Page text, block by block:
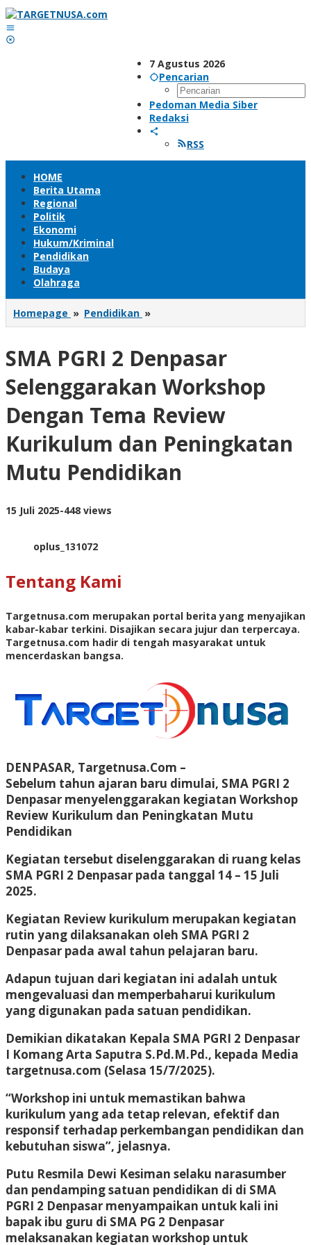
Lewati
ke
konten
7 Agustus 2026
Pencarian
Pedoman Media Siber
Redaksi
RSS
HOME
Berita Utama
Regional
Politik
Ekonomi
Hukum/Kriminal
Pendidikan
Budaya
Olahraga
Homepage » Pendidikan »
PGRI
Denpasar
Selenggarakan
Workshop
Dengan
Tema
Review
dan
Mutu
Pendidikan
SMA PGRI 2 Denpasar
Selenggarakan Workshop
Dengan Tema Review
Kurikulum dan Peningkatan
Mutu Pendidikan
15 Juli 2025oleh
-448 views
oplus_131072
Tentang Kami
Targetnusa.com merupakan portal berita yang menyajikan
kabar-kabar terkini. Disajikan secara jujur dan terpercaya.
Targetnusa.com hadir di tengah masyarakat untuk
mencerdaskan bangsa.
DENPASAR, Targetnusa.Com –
Sebelum tahun ajaran baru dimulai, SMA PGRI 2
Denpasar menyelenggarakan kegiatan Workshop
Review Kurikulum dan Peningkatan Mutu
Pendidikan
Kegiatan tersebut diselenggarakan di ruang kelas
SMA PGRI 2 Denpasar pada tanggal 14 – 15 Juli
2025.
Kegiatan Review kurikulum merupakan kegiatan
rutin yang dilaksanakan oleh SMA PGRI 2
Denpasar pada awal tahun pelajaran baru.
Adapun tujuan dari kegiatan ini adalah untuk
mengevaluasi dan memperbaharui kurikulum
yang digunakan pada satuan pendidikan.
Demikian dikatakan Kepala SMA PGRI 2 Denpasar
I Komang Arta Saputra S.Pd.M.Pd., kepada Media
targetnusa.com (Selasa 15/7/2025).
“Workshop ini untuk memastikan bahwa
kurikulum yang ada tetap relevan, efektif dan
responsif terhadap perkembangan pendidikan dan
kebutuhan siswa”, jelasnya.
Putu Resmila Dewi Kesiman selaku narasumber
dan pendamping satuan pendidikan di di SMA
PGRI 2 Denpasar menyampaikan untuk kali ini
bapak ibu guru di SMA PG 2 Denpasar
melaksanakan kegiatan workshop untuk